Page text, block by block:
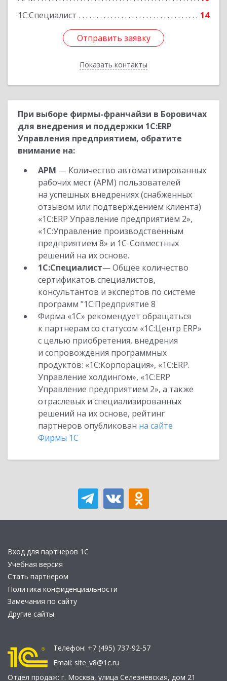
1С:Специалист
14
Отправить заявку
Показать контакты
Отправить заявку
Назад
При выборе фирмы-франчайзи в Боровичах
для внедрения и поддержки 1С:ERP
Управления предприятием, обратите
внимание на:
АРМ — Количество автоматизированных
рабочих мест (АРМ) пользователей
на успешных внедрениях (снабженных
отзывом или подтверждением клиента)
«1С:ERP Управление предприятием 2»,
«1С:Управление производственным
предприятием 8» и 1С-Совместных
решений на их основе.
1С:Специалист— Общее количество
сертификатов специалистов,
консультантов и экспертов по системе
программ "1С:Предприятие 8
Фирма «1С» рекомендует обращаться
к партнерам со статусом «1С:Центр ERP»
с целью приобретения, внедрения
и сопровождения программных
продуктов: «1С:Корпорация», «1С:ERP.
Управление холдингом», «1С:ERP
Управление предприятием 2», а также
отраслевых и специализированных
решений на их основе, рейтинг
партнеров опубликован на сайте
Фирмы 1С
Вход для партнеров 1С
Учебная версия
Стать партнером
Политика конфиденциальности
Замечания по сайту
Другие сайты
Телефон: +7 (495) 737-92-57
Email: site_v8@1c.ru
Отдел продаж: г. Москва, улица Селезнёвская, дом 21